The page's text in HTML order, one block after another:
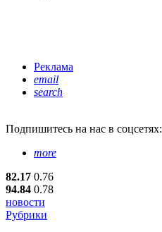
Реклама
email
search
Подпишитесь на нас в соцсетях:
more
82.17 0.76
94.84 0.78
новости
Рубрики